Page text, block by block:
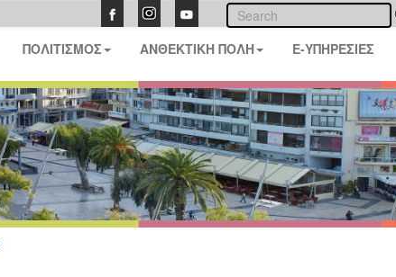
ΠΟΛΙΤΙΣΜΟΣ ΑΝΘΕΚΤΙΚΗ ΠΟΛΗ E-ΥΠΗΡΕΣΙΕΣ